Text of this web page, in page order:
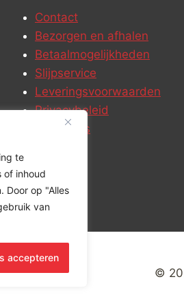
te
of inhoud
Door op "Alles
van
accepteren
Contact
Bezorgen en afhalen
Betaalmogelijkheden
Slijpservice
Leveringsvoorwaarden
Privacybeleid
Vacatures
©